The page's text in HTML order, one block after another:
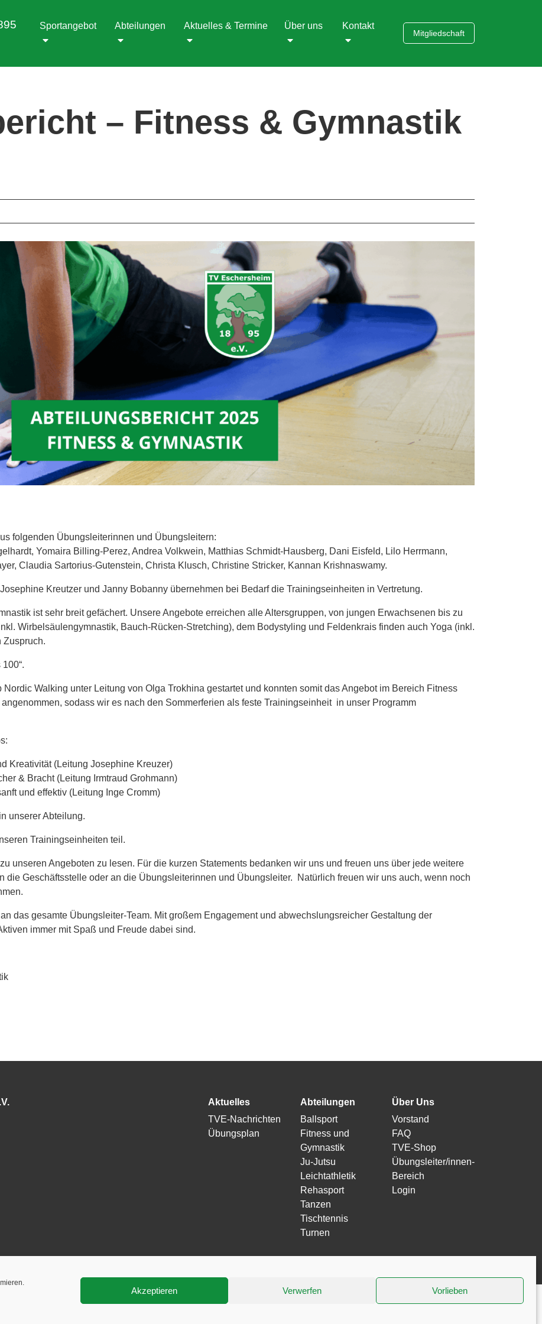
Akzeptieren Verwerfen Vorlieben
Sportangebot Abteilungen Aktuelles & Termine Über uns Kontakt
Mitgliedschaft
– Fitness & Gymnastik
folgenden Übungsleiterinnen und Übungsleitern:
Yomaira Billing-Perez, Andrea Volkwein, Matthias Schmidt-Hausberg, Dani Eisfeld, Lilo Herrmann,
Claudia Sartorius-Gutenstein, Christa Klusch, Christine Stricker, Kannan Krishnaswamy.
Kreutzer und Janny Bobanny übernehmen bei Bedarf die Trainingseinheiten in Vertretung.
ist sehr breit gefächert. Unsere Angebote erreichen alle Altersgruppen, von jungen Erwachsenen bis zu
Wirbelsäulengymnastik, Bauch-Rücken-Stretching), dem Bodystyling und Feldenkrais finden auch Yoga (inkl.
Zuspruch.
Nordic Walking unter Leitung von Olga Trokhina gestartet und konnten somit das Angebot im Bereich Fitness
sodass wir es nach den Sommerferien als feste Trainingseinheit in unser Programm
Kreativität (Leitung Josephine Kreuzer)
& Bracht (Leitung Irmtraud Grohmann)
und effektiv (Leitung Inge Cromm)
unserer Abteilung.
Trainingseinheiten teil.
unseren Angeboten zu lesen. Für die kurzen Statements bedanken wir uns und freuen uns über jede weitere
die Geschäftsstelle oder an die Übungsleiterinnen und Übungsleiter. Natürlich freuen wir uns auch, wenn noch
das gesamte Übungsleiter-Team. Mit großem Engagement und abwechslungsreicher Gestaltung der
immer mit Spaß und Freude dabei sind.
Aktuelles
TVE-Nachrichten
Übungsplan
Abteilungen
Ballsport
Fitness und
Gymnastik
Ju-Jutsu
Leichtathletik
Rehasport
Tanzen
Tischtennis
Turnen
Über Uns
Vorstand
FAQ
TVE-Shop
Übungsleiter/innen-
Bereich
Login